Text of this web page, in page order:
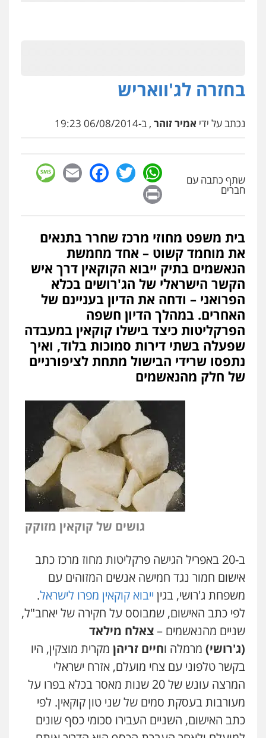
בחזרה לג'וואריש
נכתב על ידי אמיר זוהר , ב-06/08/2014 19:23
שתף כתבה עם
חברים
WhatsApp
Twitter
Facebook
Email
בית משפט מחוזי מרכז שחרר בתנאים
את מוחמד קשוט – אחד מחמשת
הנאשמים בתיק ייבוא הקוקאין דרך איש
הקשר הישראלי של הג'רושים בכלא
הפרואני – ודחה את הדיון בעניינם של
האחרים. במהלך הדיון חשפה
הפרקליטות כיצד בישלו קוקאין במעבדה
שפעלה בשתי דירות סמוכות בלוד, ואיך
נתפסו שרידי הבישול מתחת לציפורניים
של חלק מהנאשמים
גושים שלקוקאין מזוקק
ב-20 באפריל הגישה פרקליטות מחוז מרכז כתב
אישום חמור נגד חמישה אנשים המזוהים עם
משפחת ג'רושי, בגין ייבוא קוקאין מפרו לישראל.
לפי כתב האישום, שמבוסס על חקירה של יאחב"ל,
שניים מהנאשמים –צאלח מילאד
(ג'רושי) מרמלה וחיים זריהן מקרית מוצקין, היו
בקשר טלפוני עם צחי מועלם, אזרח ישראלי
המרצה עונש של 20 שנות מאסר בכלא בפרו על
מעורבות בעסקת סמים של שני טון קוקאין. לפי
כתב האישום, השניים העבירו סכומי כסף שונים